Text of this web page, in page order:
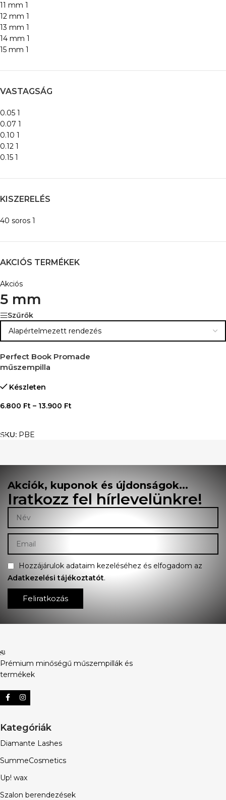
11 mm 1
12 mm 1
13 mm 1
14 mm 1
15 mm 1
VASTAGSÁG
0.05 1
0.07 1
0.10 1
0.12 1
0.15 1
KISZERELÉS
40 soros 1
AKCIÓS TERMÉKEK
Akciós
5 mm
Szűrők
Perfect Book Promade
műszempilla
Készleten
6.800 Ft – 13.900 Ft
SKU: PBE
Akciók, kuponok és újdonságok...
Iratkozz fel hírlevelünkre!
Hozzájárulok adataim kezeléséhez és elfogadom az
Adatkezelési tájékoztatót.
Feliratkozás
Prémium minőségű műszempillák és
termékek
Kategóriák
Diamante Lashes
SummeCosmetics
Up! wax
Szalon berendezések